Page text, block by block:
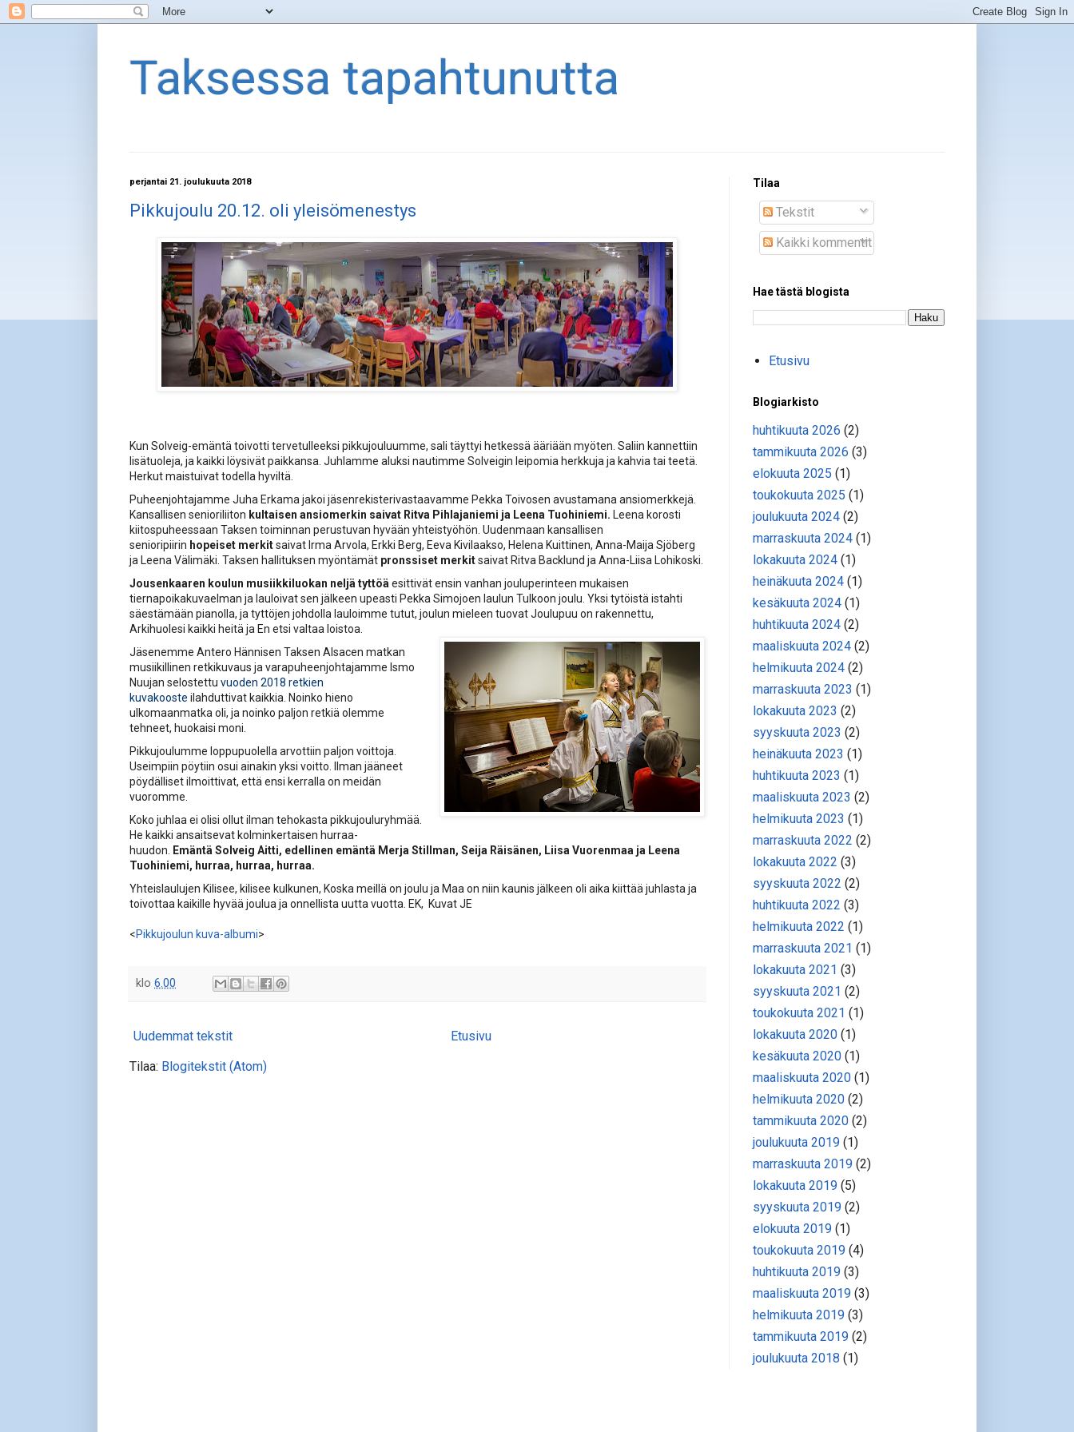
Taksessa tapahtunutta
perjantai 21. joulukuuta 2018
Pikkujoulu 20.12. oli yleisömenestys
Kun Solveig-emäntä toivotti tervetulleeksi pikkujouluumme, sali täyttyi hetkessä ääriään myöten. Saliin kannettiin
lisätuoleja, ja kaikki löysivät paikkansa. Juhlamme aluksi nautimme Solveigin leipomia herkkuja ja kahvia tai teetä.
Herkut maistuivat todella hyviltä.
Puheenjohtajamme Juha Erkama jakoi jäsenrekisterivastaavamme Pekka Toivosen avustamana ansiomerkkejä.
Kansallisen senioriliiton kultaisen ansiomerkin saivat Ritva Pihlajaniemi ja Leena Tuohiniemi. Leena korosti
kiitospuheessaan Taksen toiminnan perustuvan hyvään yhteistyöhön. Uudenmaan kansallisen
senioripiirin hopeiset merkitsaivat Irma Arvola, Erkki Berg, Eeva Kivilaakso, Helena Kuittinen, Anna-Maija Sjöberg
ja Leena Välimäki. Taksen hallituksen myöntämät pronssiset merkitsaivat Ritva Backlund ja Anna-Liisa Lohikoski.
Jousenkaaren koulun musiikkiluokan neljä tyttöä esittivät ensin vanhan jouluperinteen mukaisen
tiernapoikakuvaelman ja lauloivat sen jälkeen upeasti Pekka Simojoen laulun Tulkoon joulu. Yksi tytöistä istahti
säestämään pianolla, ja tyttöjen johdolla lauloimme tutut, joulun mieleen tuovat Joulupuu on rakennettu,
Arkihuolesi kaikki heitä ja En etsi valtaa loistoa.
Jäsenemme Antero Hännisen Taksen Alsacen matkan
musiikillinen retkikuvaus ja varapuheenjohtajamme Ismo
Nuujan selostettu vuoden 2018 retkien
kuvakooste ilahduttivat kaikkia. Noinko hieno
ulkomaanmatka oli, ja noinko paljon retkiä olemme
tehneet, huokaisi moni.
Pikkujoulumme loppupuolella arvottiin paljon voittoja.
Useimpiin pöytiin osui ainakin yksi voitto. Ilman jääneet
pöydälliset ilmoittivat, että ensi kerralla on meidän
vuoromme.
Koko juhlaa ei olisi ollut ilman tehokasta pikkujouluryhmää.
He kaikki ansaitsevat kolminkertaisen hurraa-
huudon.
Emäntä Solveig Aitti, edellinen emäntä Merja Stillman, Seija Räisänen, Liisa Vuorenmaa ja Leena
Tuohiniemi, hurraa, hurraa, hurraa.
Yhteislaulujen Kilisee, kilisee kulkunen, Koska meillä on joulu ja Maa on niin kaunis jälkeen oli aika kiittää juhlasta ja
toivottaa kaikille hyvää joulua ja onnellista uutta vuotta. EK, Kuvat JE
<Pikkujoulun kuva-albumi>
klo 6.00
Uudemmat tekstit
Etusivu
Tilaa: Blogitekstit (Atom)
Tilaa
Tekstit
Kaikki kommentit
Hae tästä blogista
Etusivu
Blogiarkisto
huhtikuuta 2026 (2)
tammikuuta 2026 (3)
elokuuta 2025 (1)
toukokuuta 2025 (1)
joulukuuta 2024 (2)
marraskuuta 2024 (1)
lokakuuta 2024 (1)
heinäkuuta 2024 (1)
kesäkuuta 2024 (1)
huhtikuuta 2024 (2)
maaliskuuta 2024 (2)
helmikuuta 2024 (2)
marraskuuta 2023 (1)
lokakuuta 2023 (2)
syyskuuta 2023 (2)
heinäkuuta 2023 (1)
huhtikuuta 2023 (1)
maaliskuuta 2023 (2)
helmikuuta 2023 (1)
marraskuuta 2022 (2)
lokakuuta 2022 (3)
syyskuuta 2022 (2)
huhtikuuta 2022 (3)
helmikuuta 2022 (1)
marraskuuta 2021 (1)
lokakuuta 2021 (3)
syyskuuta 2021 (2)
toukokuuta 2021 (1)
lokakuuta 2020 (1)
kesäkuuta 2020 (1)
maaliskuuta 2020 (1)
helmikuuta 2020 (2)
tammikuuta 2020 (2)
joulukuuta 2019 (1)
marraskuuta 2019 (2)
lokakuuta 2019 (5)
syyskuuta 2019 (2)
elokuuta 2019 (1)
toukokuuta 2019 (4)
huhtikuuta 2019 (3)
maaliskuuta 2019 (3)
helmikuuta 2019 (3)
tammikuuta 2019 (2)
joulukuuta 2018 (1)